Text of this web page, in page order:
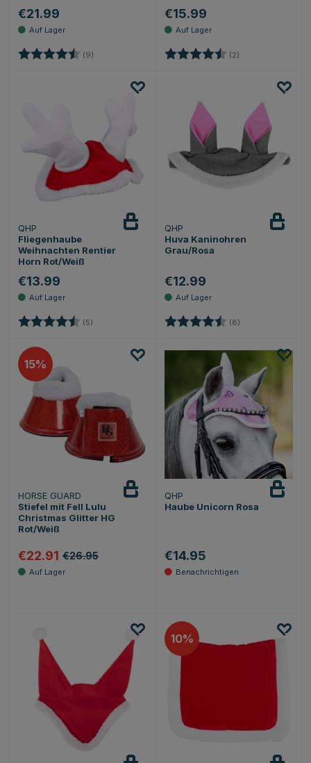
€21.99
Bewertung: (9) 4.9 von 5 Sternen
€15.99
Bewertung: (2)
QHP
Fliegenhaube
Weihnachten Rentier
Horn Rot/Weiß
€13.99
Bewertung: (5)
QHP
Huva Kaninohren
Grau/Rosa
€12.99
Bewertung: (8)
15
HORSE GUARD
Stiefel mit Fell Lulu
Christmas Glitter HG
Rot/Weiß
€22.91 €26.95
QHP
Haube Unicorn Rosa
€14.95
10